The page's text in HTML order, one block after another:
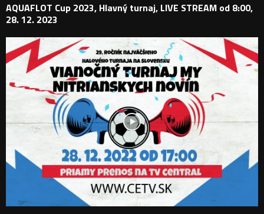
AQUAFLOT Cup 2023, Hlavný turnaj, LIVE STREAM od 8:00,
28. 12. 2023